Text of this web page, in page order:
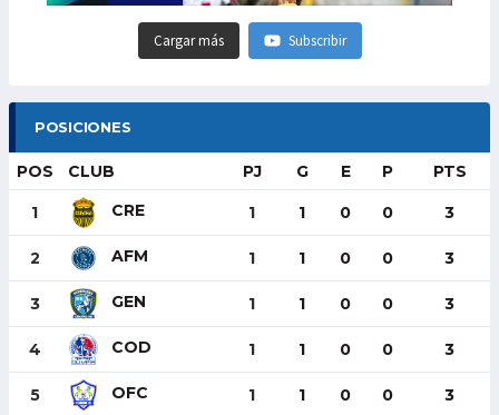
Cargar más Subscribir
POSICIONES
POS CLUB PJ G E P PTS
1 CRE 1 1 0 0 3
2 AFM 1 1 0 0 3
3 GEN 1 1 0 0 3
4 COD 1 1 0 0 3
5 OFC 1 1 0 0 3